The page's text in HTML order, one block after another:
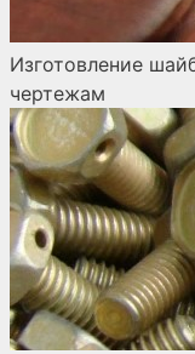
Изготовление
чертежам